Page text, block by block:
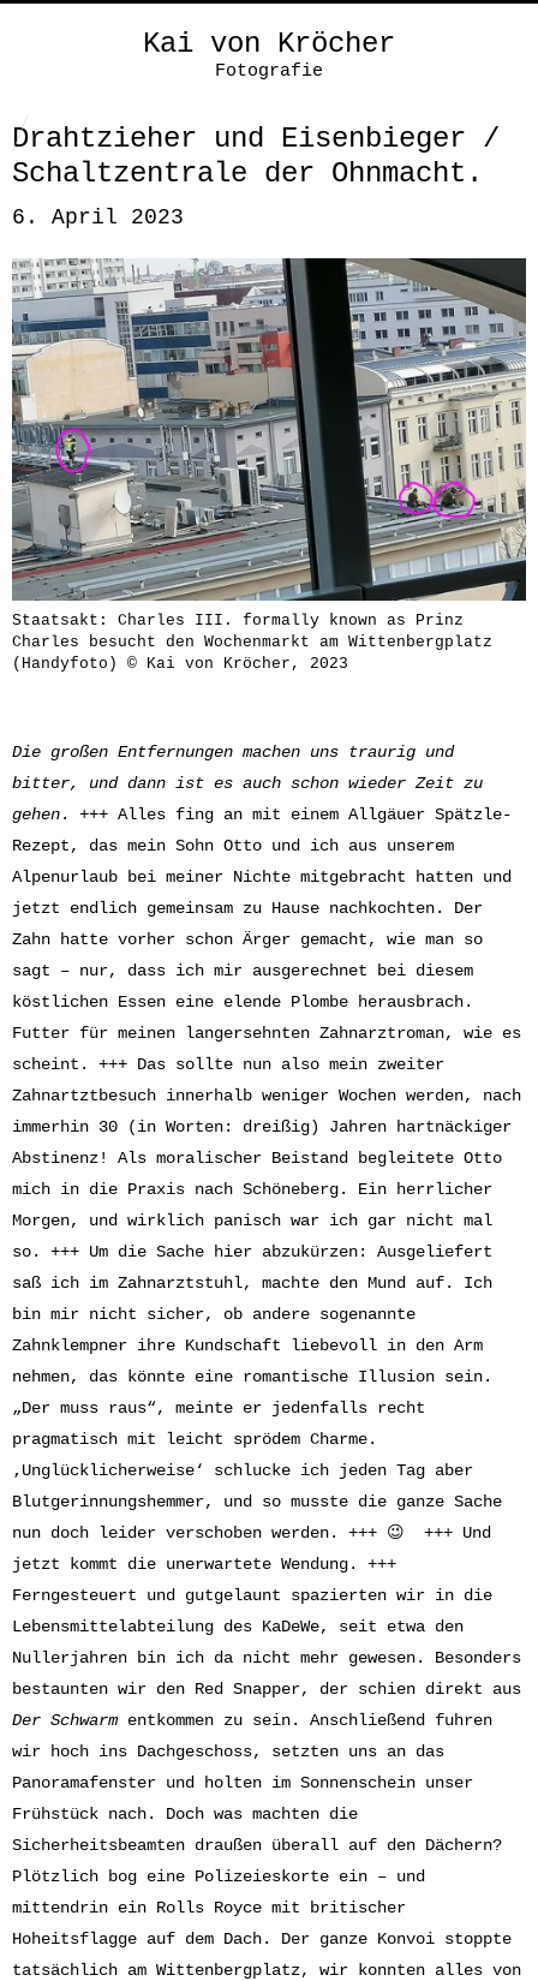
Kai von Kröcher
Fotografie
Drahtzieher und Eisenbieger /
Schaltzentrale der Ohnmacht.
6. April 2023
Staatsakt: Charles III. formally known as Prinz
Charles besucht den Wochenmarkt am Wittenbergplatz
(Handyfoto) © Kai von Kröcher, 2023
Die großen Entfernungen machen uns traurig und
bitter, und dann ist es auch schon wieder Zeit zu
gehen. +++ Alles fing an mit einem Allgäuer Spätzle-
Rezept, das mein Sohn Otto und ich aus unserem
Alpenurlaub bei meiner Nichte mitgebracht hatten und
jetzt endlich gemeinsam zu Hause nachkochten. Der
Zahn hatte vorher schon Ärger gemacht, wie man so
sagt – nur, dass ich mir ausgerechnet bei diesem
köstlichen Essen eine elende Plombe herausbrach.
Futter für meinen langersehnten Zahnarztroman, wie es
scheint. +++ Das sollte nun also mein zweiter
Zahnartztbesuch innerhalb weniger Wochen werden, nach
immerhin 30 (in Worten: dreißig) Jahren hartnäckiger
Abstinenz! Als moralischer Beistand begleitete Otto
mich in die Praxis nach Schöneberg. Ein herrlicher
Morgen, und wirklich panisch war ich gar nicht mal
so. +++ Um die Sache hier abzukürzen: Ausgeliefert
saß ich im Zahnarztstuhl, machte den Mund auf. Ich
bin mir nicht sicher, ob andere sogenannte
Zahnklempner ihre Kundschaft liebevoll in den Arm
nehmen, das könnte eine romantische Illusion sein.
„Der muss raus“, meinte er jedenfalls recht
pragmatisch mit leicht sprödem Charme.
‚Unglücklicherweise‘ schlucke ich jeden Tag aber
Blutgerinnungshemmer, und so musste die ganze Sache
nun doch leider verschoben werden. +++ 😉 +++ Und
jetzt kommt die unerwartete Wendung. +++
Ferngesteuert und gutgelaunt spazierten wir in die
Lebensmittelabteilung des KaDeWe, seit etwa den
Nullerjahren bin ich da nicht mehr gewesen. Besonders
bestaunten wir den Red Snapper, der schien direkt aus
Der Schwarm entkommen zu sein. Anschließend fuhren
wir hoch ins Dachgeschoss, setzten uns an das
Panoramafenster und holten im Sonnenschein unser
Frühstück nach. Doch was machten die
Sicherheitsbeamten draußen überall auf den Dächern?
Plötzlich bog eine Polizeieskorte ein – und
mittendrin ein Rolls Royce mit britischer
Hoheitsflagge auf dem Dach. Der ganze Konvoi stoppte
tatsächlich am Wittenbergplatz, wir konnten alles von